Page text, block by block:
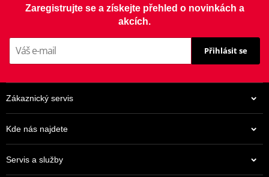
Zaregistrujte se a získejte přehled o novinkách a
akcích.
Přihlásit se
Zákaznický servis
Kde nás najdete
Servis a služby